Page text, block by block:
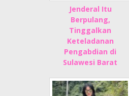
Jenderal Itu
Berpulang,
Tinggalkan
Keteladanan
Pengabdian di
Sulawesi Barat